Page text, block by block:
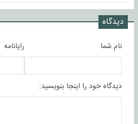
دیدگاه
نام شما رایانامه
دیدگاه خود را اینجا بنویسید: